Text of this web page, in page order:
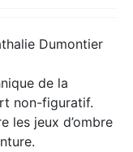
Dumontier
de la
non-figuratif.
les jeux d’ombre